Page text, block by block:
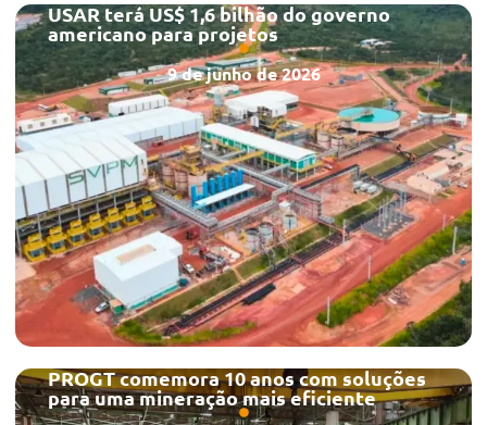
USAR terá US$ 1,6 bilhão do governo
americano para projetos
9 de junho de 2026
PROGT comemora 10 anos com soluções
para uma mineração mais eficiente